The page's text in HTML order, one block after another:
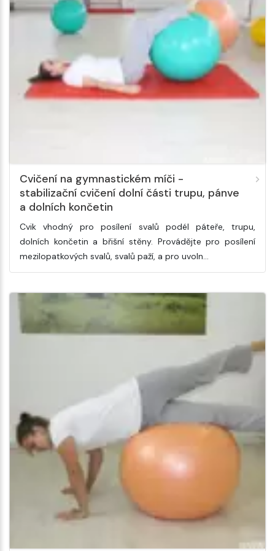
Cvičení na gymnastickém míči -
stabilizační cvičení dolní části trupu, pánve
a dolních končetin
Cvik vhodný pro posílení svalů podél páteře, trupu,
dolních končetin a břišní stěny. Provádějte pro posílení
mezilopatkových svalů, svalů paží, a pro uvoln…